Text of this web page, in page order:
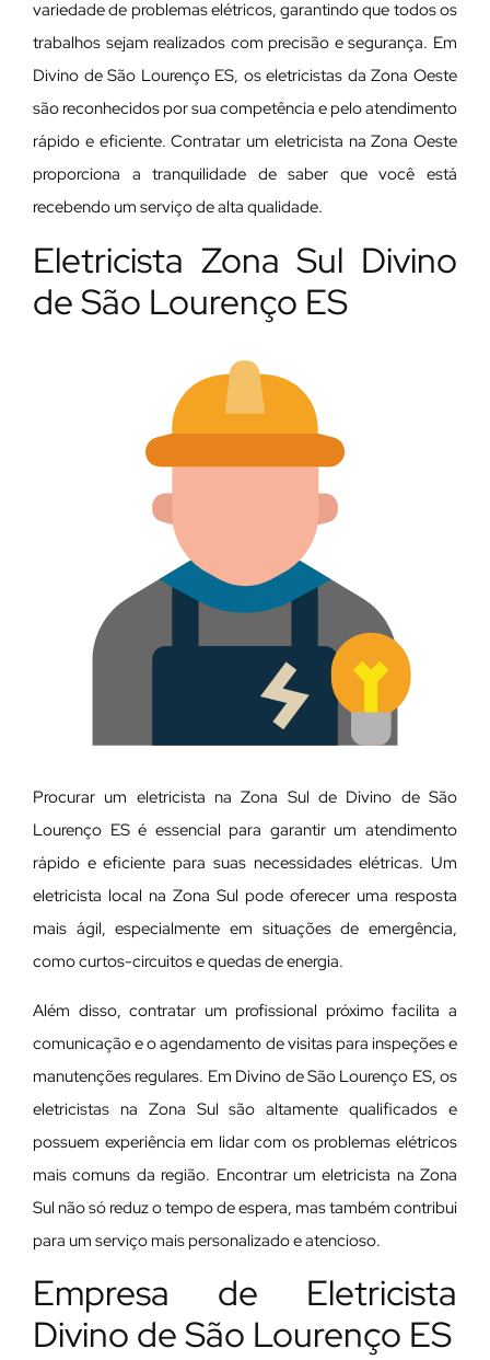
variedade de problemas elétricos, garantindo que todos os
trabalhos sejam realizados com precisão e segurança. Em
Divino de São Lourenço ES, os eletricistas da Zona Oeste
são reconhecidos por sua competência e pelo atendimento
rápido e eficiente. Contratar um eletricista na Zona Oeste
proporciona a tranquilidade de saber que você está
recebendo um serviço de alta qualidade.
Eletricista Zona Sul Divino
de São Lourenço ES
Procurar um eletricista na Zona Sul de Divino de São
Lourenço ES é essencial para garantir um atendimento
rápido e eficiente para suas necessidades elétricas. Um
eletricista local na Zona Sul pode oferecer uma resposta
mais ágil, especialmente em situações de emergência,
como curtos-circuitos e quedas de energia.
Além disso, contratar um profissional próximo facilita a
comunicação e o agendamento de visitas para inspeções e
manutenções regulares. Em Divino de São Lourenço ES, os
eletricistas na Zona Sul são altamente qualificados e
possuem experiência em lidar com os problemas elétricos
mais comuns da região. Encontrar um eletricista na Zona
Sul não só reduz o tempo de espera, mas também contribui
para um serviço mais personalizado e atencioso.
Empresa de Eletricista
Divino de São Lourenço ES